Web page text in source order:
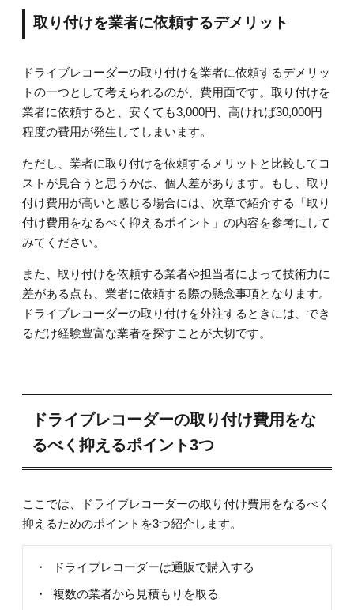
取り付けを業者に依頼するデメリット
ドライブレコーダーの取り付けを業者に依頼するデメリッ
トの一つとして考えられるのが、費用面です。取り付けを
業者に依頼すると、安くても3,000円、高ければ30,000円
程度の費用が発生してしまいます。
ただし、業者に取り付けを依頼するメリットと比較してコ
ストが見合うと思うかは、個人差があります。もし、取り
付け費用が高いと感じる場合には、次章で紹介する「取り
付け費用をなるべく抑えるポイント」の内容を参考にして
みてください。
また、取り付けを依頼する業者や担当者によって技術力に
差がある点も、業者に依頼する際の懸念事項となります。
ドライブレコーダーの取り付けを外注するときには、でき
るだけ経験豊富な業者を探すことが大切です。
ドライブレコーダーの取り付け費用をな
るべく抑えるポイント3つ
ここでは、ドライブレコーダーの取り付け費用をなるべく
抑えるためのポイントを3つ紹介します。
ドライブレコーダーは通販で購入する
複数の業者から見積もりを取る